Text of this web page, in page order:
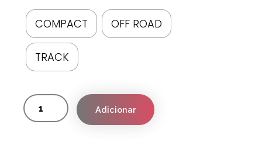
COMPACT OFF ROAD
TRACK
Adicionar